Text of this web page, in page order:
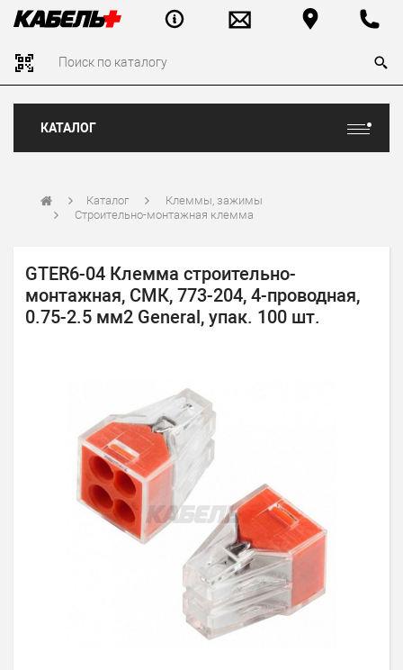
КАТАЛОГ
Каталог
Клеммы, зажимы
Строительно-монтажная клемма
GTER6-04 Клемма строительно-
монтажная, СМК, 773-204, 4-проводная,
0.75-2.5 мм2 General, упак. 100 шт.